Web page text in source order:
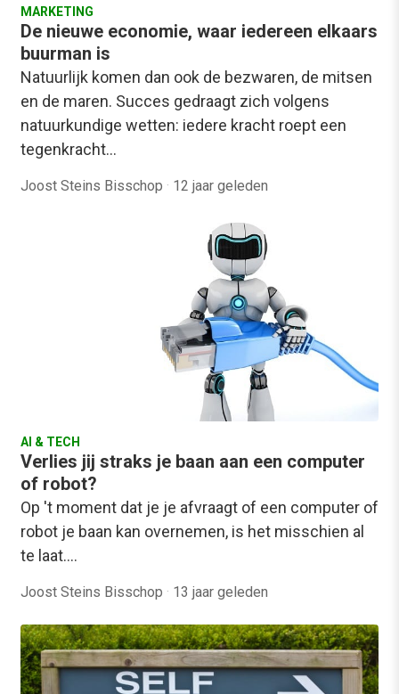
MARKETING
De nieuwe economie, waar iedereen elkaars
buurman is
Natuurlijk komen dan ook de bezwaren, de mitsen
en de maren. Succes gedraagt zich volgens
natuurkundige wetten: iedere kracht roept een
tegenkracht…
Joost Steins Bisschop · 12 jaar geleden
AI & TECH
Verlies jij straks je baan aan een computer
of robot?
Op 't moment dat je je afvraagt of een computer of
robot je baan kan overnemen, is het misschien al
te laat.…
Joost Steins Bisschop · 13 jaar geleden